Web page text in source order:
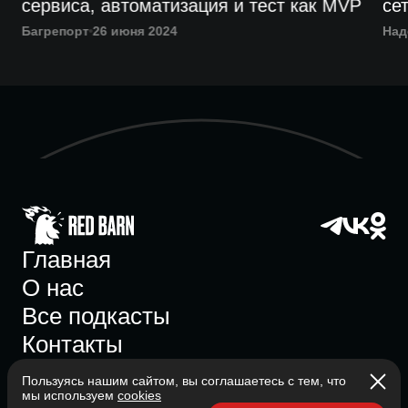
сервиса, автоматизация и тест как MVP
Багрепорт 26 июня 2024
Главная
О нас
Все подкасты
Контакты
Пользуясь нашим сайтом, вы соглашаетесь с тем, что
мы используем cookies